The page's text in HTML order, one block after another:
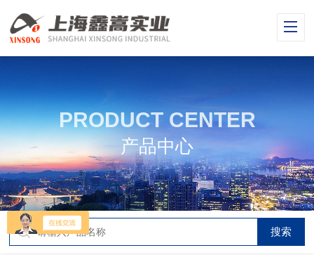
PRODUCT CENTER
产品中心